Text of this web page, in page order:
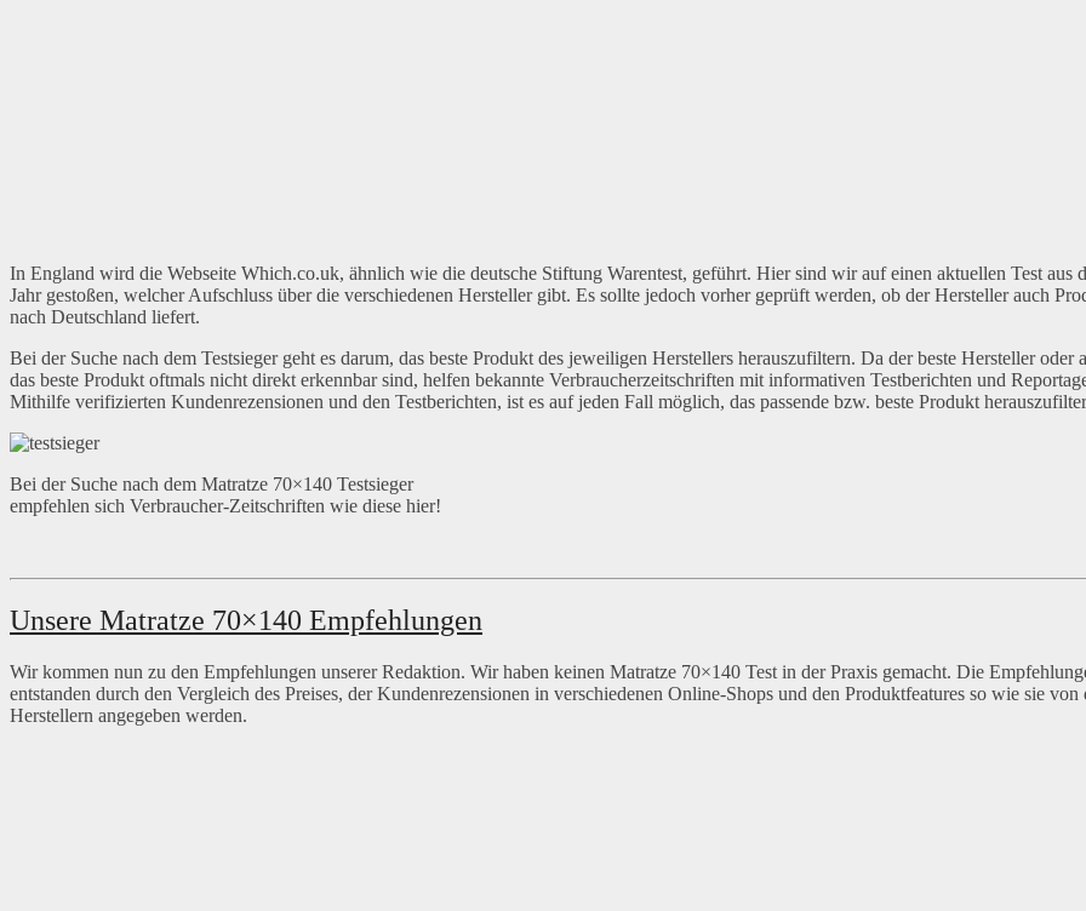
In England wird die Webseite Which.co.uk, ähnlich wie die deutsche Stiftung Warentest, geführt. Hier sind wir auf einen aktuellen Test aus
Jahr gestoßen, welcher Aufschluss über die verschiedenen Hersteller gibt. Es sollte jedoch vorher geprüft werden, ob der Hersteller auch
nach Deutschland liefert.
Bei der Suche nach dem Testsieger geht es darum, das beste Produkt des jeweiligen Herstellers herauszufiltern. Da der beste Hersteller oder
das beste Produkt oftmals nicht direkt erkennbar sind, helfen bekannte Verbraucherzeitschriften mit informativen Testberichten und
Mithilfe verifizierten Kundenrezensionen und den Testberichten, ist es auf jeden Fall möglich, das passende bzw. beste Produkt
Bei der Suche nach dem Matratze 70×140 Testsieger
empfehlen sich Verbraucher-Zeitschriften wie diese hier!
Unsere Matratze 70×140 Empfehlungen
Wir kommen nun zu den Empfehlungen unserer Redaktion. Wir haben keinen Matratze 70×140 Test in der Praxis gemacht. Die
entstanden durch den Vergleich des Preises, der Kundenrezensionen in verschiedenen Online-Shops und den Produktfeatures so wie sie von
Herstellern angegeben werden.